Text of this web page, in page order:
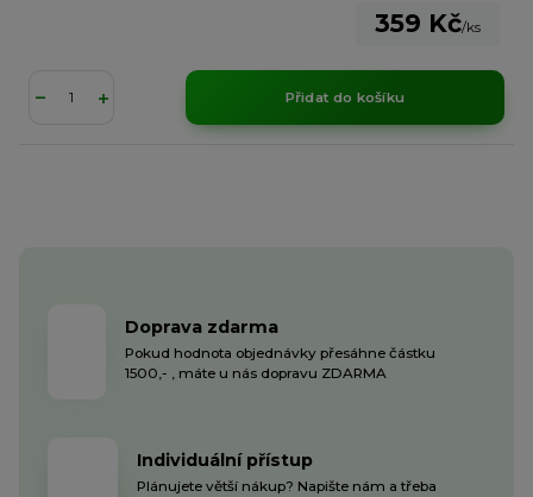
359 Kč/ks
Přidat do košíku
Doprava zdarma
Pokud hodnota objednávky přesáhne částku
1500,- , máte u nás dopravu ZDARMA
Individuální přístup
Plánujete větší nákup? Napište nám a třeba